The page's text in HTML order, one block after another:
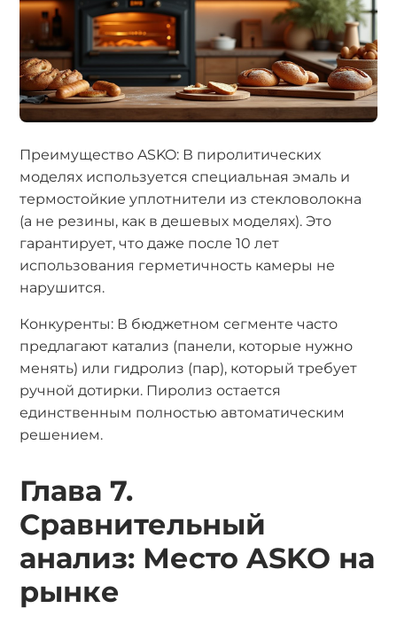
Преимущество ASKO: В пиролитических
моделях используется специальная эмаль и
термостойкие уплотнители из стекловолокна
(а не резины, как в дешевых моделях). Это
гарантирует, что даже после 10 лет
использования герметичность камеры не
нарушится.
Конкуренты: В бюджетном сегменте часто
предлагают катализ (панели, которые нужно
менять) или гидролиз (пар), который требует
ручной дотирки. Пиролиз остается
единственным полностью автоматическим
решением.
Глава 7.
Сравнительный
анализ: Место ASKO на
рынке